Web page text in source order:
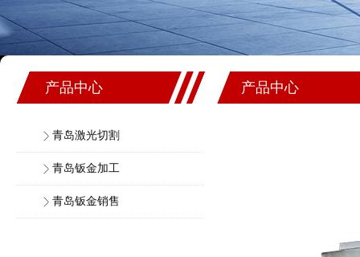
产品中心
青岛激光切割
青岛钣金加工
青岛钣金销售
产品中心